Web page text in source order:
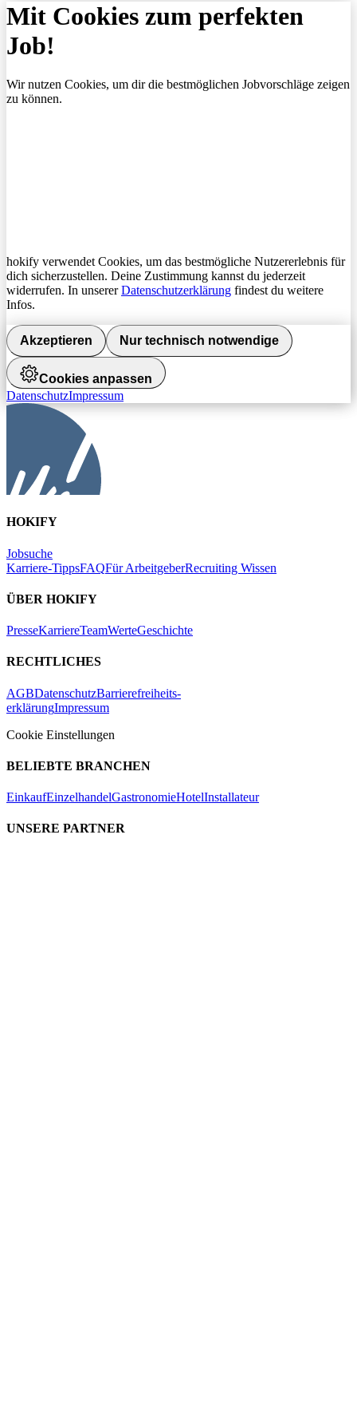
Mit Cookies zum perfekten
Job!
Wir nutzen Cookies, um dir die bestmöglichen Jobvorschläge zeigen
zu können.
hokify verwendet Cookies, um das bestmögliche Nutzererlebnis für
dich sicherzustellen. Deine Zustimmung kannst du jederzeit
widerrufen. In unsererDatenschutzerklärung findest du weitere
Infos.
Akzeptieren Nur technisch notwendige
Cookies anpassen
DatenschutzImpressum
HOKIFY
Jobsuche
Karriere-TippsFAQFür ArbeitgeberRecruiting Wissen
ÜBER HOKIFY
PresseKarriereTeamWerteGeschichte
RECHTLICHES
AGBDatenschutzBarrierefreiheits-
erklärungImpressum
Cookie Einstellungen
BELIEBTE BRANCHEN
EinkaufEinzelhandelGastronomieHotelInstallateur
UNSERE PARTNER